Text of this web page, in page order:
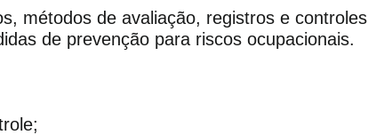
métodos de avaliação, registros e controles
de prevenção para riscos ocupacionais.